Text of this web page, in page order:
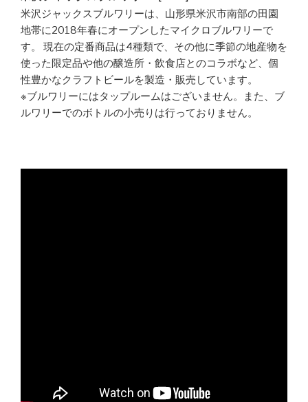
米沢ジャックスブルワリーは、山形県米沢市南部の田園
地帯に2018年春にオープンしたマイクロブルワリーで
す。 現在の定番商品は4種類で、その他に季節の地産物を
使った限定品や他の醸造所・飲食店とのコラボなど、個
性豊かなクラフトビールを製造・販売しています。
※ブルワリーにはタップルームはございません。また、ブ
ルワリーでのボトルの小売りは行っておりません。